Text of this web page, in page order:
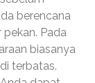
berencana
Pada
biasanya
terbatas.